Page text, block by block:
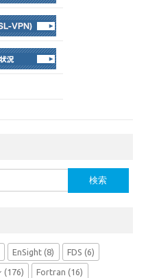
EnSight (8) FDS (6)
(176) Fortran (16)